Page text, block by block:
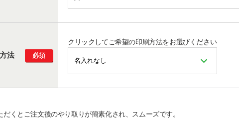
法 必須
クリックしてご希望の印刷方法をお選びください
くとご注文後のやり取りが簡素化され、スムーズです。